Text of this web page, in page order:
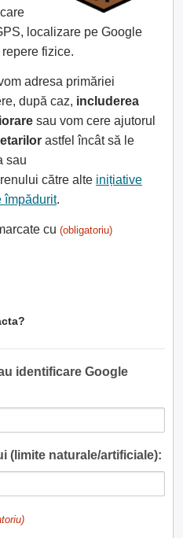
localizare pe Google
fizice.
adresa primăriei
după caz, includerea
sau vom cere ajutorul
astfel încât să le
sau
către alte inițiative
împădurit.
cu (obligatoriu)
identificare Google
(limite naturale/artificiale):